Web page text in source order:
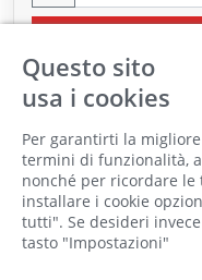
Il punto vendita, gli
saranno chiusi per
2026 compresi.
Questo sito
usa i cookies
Per garantirti la
termini di funzionalità,
nonché per ricordare
installare i cookie
tutti". Se desideri
tasto "Impostazioni"